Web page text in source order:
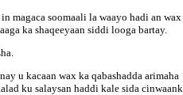
magaca soomaali la waayo hadi an wax
ka shaqeeyaan siddi looga bartay.
u kacaan wax ka qabashadda arimaha
ku salaysan haddi kale sida